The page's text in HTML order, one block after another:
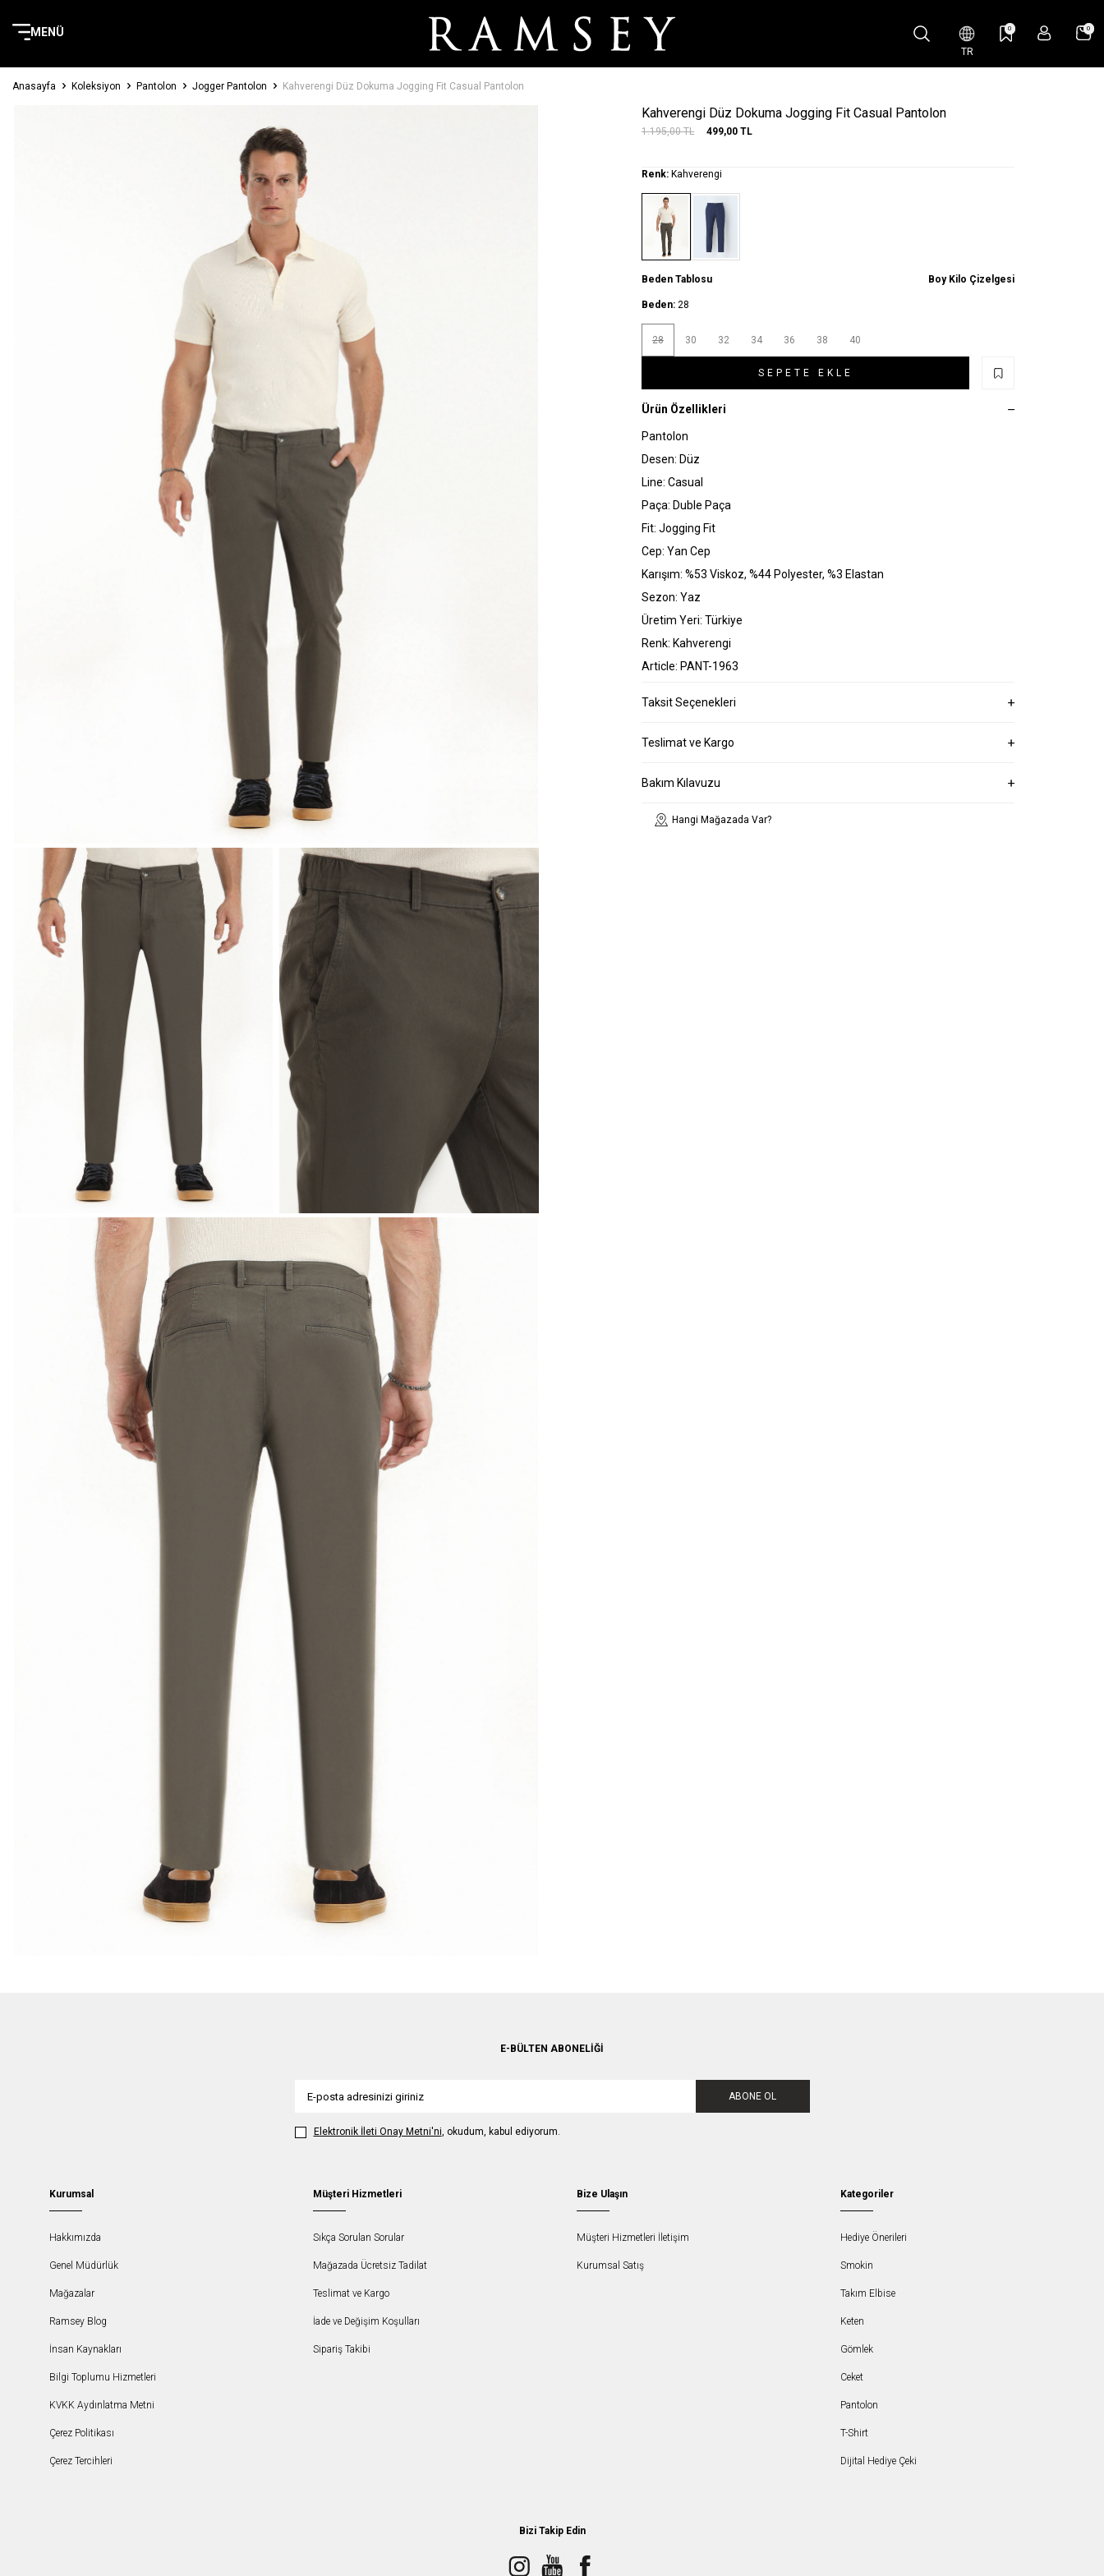
MENÜ
TR
0 0
Anasayfa Koleksiyon Pantolon Jogger Pantolon Kahverengi Düz Dokuma Jogging Fit Casual Pantolon
Kahverengi Düz Dokuma Jogging Fit Casual Pantolon
1.195,00TL 499,00 TL
Renk: Kahverengi
Beden Tablosu Boy Kilo Çizelgesi
Beden: 28
28 30 32 34 36 38 40
SEPETE EKLE
Ürün Özellikleri
Pantolon
Desen: Düz
Line: Casual
Paça: Duble Paça
Fit: Jogging Fit
Cep: Yan Cep
Karışım: %53 Viskoz, %44 Polyester, %3 Elastan
Sezon: Yaz
Üretim Yeri: Türkiye
Renk: Kahverengi
Article: PANT-1963
Taksit Seçenekleri
Teslimat ve Kargo
Bakım Kılavuzu
Hangi Mağazada Var?
E-BÜLTEN ABONELIĞI
ABONE OL
Elektronik İleti Onay Metni'ni, okudum, kabul ediyorum.
Kurumsal
Hakkımızda
Genel Müdürlük
Mağazalar
Ramsey Blog
İnsan Kaynakları
Bilgi Toplumu Hizmetleri
KVKK Aydınlatma Metni
Çerez Politikası
Çerez Tercihleri
Müşteri Hizmetleri
Sıkça Sorulan Sorular
Mağazada Ücretsiz Tadilat
Teslimat ve Kargo
İade ve Değişim Koşulları
Sipariş Takibi
Bize Ulaşın
Müşteri Hizmetleri İletişim
Kurumsal Satış
Kategoriler
Hediye Önerileri
Smokin
Takım Elbise
Keten
Gömlek
Ceket
Pantolon
T-Shirt
Dijital Hediye Çeki
Bizi Takip Edin